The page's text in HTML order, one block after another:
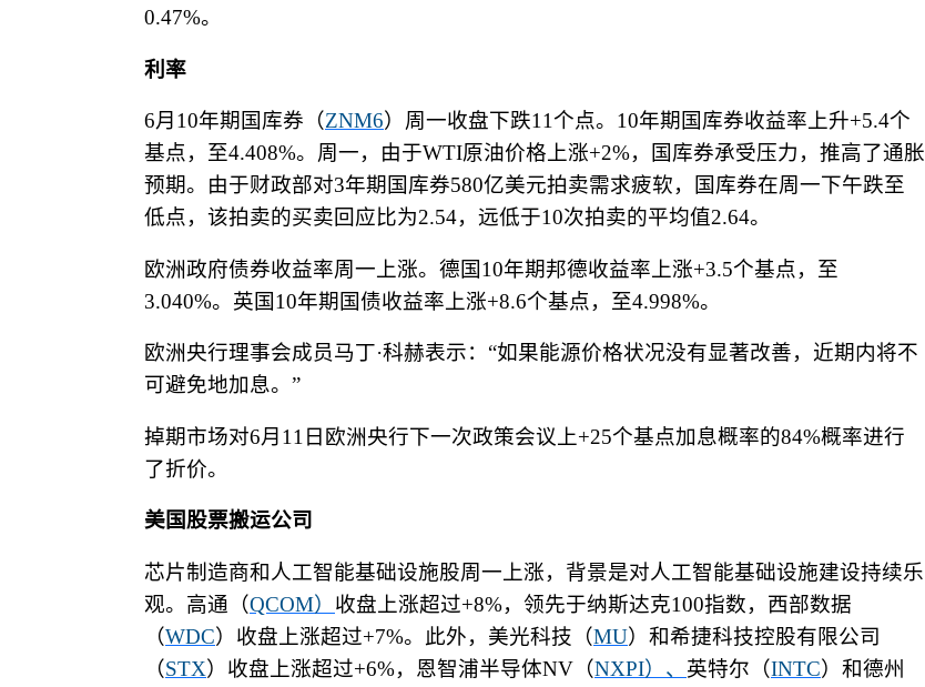
0.47%。
利率
6月 10年期国库券（ZNM6）周一收盘下跌11个点。 10年期国库券收益率上升+5.4个
基点，至4.408%。周一，由于WTI原油价格上涨+2%，国库券承受压力，推高了通胀
预期。由于财政部对3年期国库券580亿美元拍卖需求疲软，国库券在周一下午跌至
低点，该拍卖的买卖回应比为2.54，远低于10次拍卖的平均值2.64。
欧洲政府债券收益率周一上涨。德国10年期邦德收益率上涨+3.5个基点，至
3.040%。英国10年期国债收益率上涨+8.6个基点，至4.998%。
欧洲央行理事会成员马丁·科赫表示： “如果能源价格状况没有显著改善，近期内将不
可避免地加息。 ”
掉期市场对6月 11 日欧洲央行下一次政策会议上+25个基点加息概率的84%概率进行
了折价。
美国股票搬运公司
芯片制造商和人工智能基础设施股周一上涨，背景是对人工智能基础设施建设持续乐
观。高通（QCOM） 收盘上涨超过+8%，领先于纳斯达克100指数，西部数据
（WDC）收盘上涨超过+7%。此外，美光科技（MU）和希捷科技控股有限公司
（STX）收盘上涨超过+6%，恩智浦半导体NV （NXPI）、 英特尔（INTC）和德州